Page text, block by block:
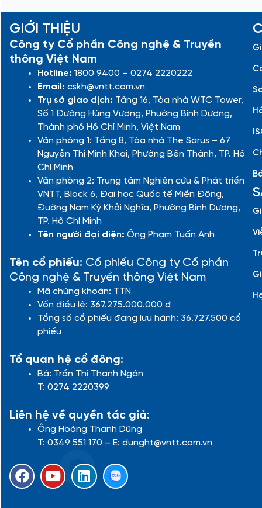
GIỚI THIỆU
Công ty Cổ phần Công nghệ & Truyền
thông Việt Nam
Hotline: 1800 9400 – 0274 2220222
Email: cskh@vntt.com.vn
Trụ sở giao dịch: Tầng 16, Tòa nhà WTC Tower,
Số 1 Đường Hùng Vương, Phường Bình Dương,
Thành phố Hồ Chí Minh, Việt Nam
Văn phòng 1: Tầng 8, Tòa nhà The Sarus – 67
Nguyễn Thị Minh Khai, Phường Bến Thành, TP. Hồ
Chí Minh
Văn phòng 2: Trung tâm Nghiên cứu & Phát triển
VNTT, Block 6, Đại học Quốc tế Miền Đông,
Đường Nam Kỳ Khởi Nghĩa, Phường Bình Dương,
TP. Hồ Chí Minh
Tên người đại diện: Ông Phạm Tuấn Anh
Tên cổ phiếu: Cổ phiếu Công ty Cổ phần
Công nghệ & Truyền thông Việt Nam
Mã chứng khoán: TTN
Vốn điều lệ: 367.275.000.000 đ
Tổng số cổ phiếu đang lưu hành: 36.727.500 cổ
phiếu
Tổ quan hệ cổ đông:
Bà: Trần Thị Thanh Ngân
T: 0274 2220399
Liên hệ về quyền tác giả:
Ông Hoàng Thanh Dũng
T: 0349 551 170 – E: dunght@vntt.com.vn
F
a
Y
o
L
i